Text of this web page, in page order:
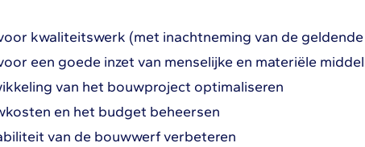
kwaliteitswerk (met inachtneming van de
een goede inzet van menselijke en materiële
van het bouwproject optimaliseren
en het budget beheersen
van de bouwwerf verbeteren